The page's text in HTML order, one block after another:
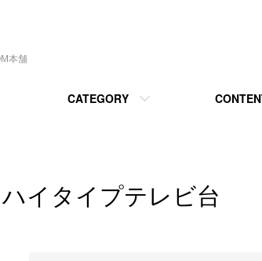
本舗
CATEGORY
ハイタイプテレビ台